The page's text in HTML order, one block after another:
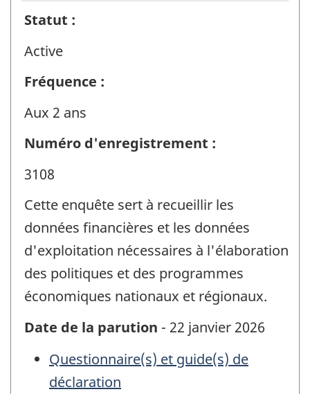
Statut :
Active
Fréquence :
Aux 2 ans
Numéro d'enregistrement :
3108
Cette enquête sert à recueillir les
données financières et les données
d'exploitation nécessaires à l'élaboration
des politiques et des programmes
économiques nationaux et régionaux.
Date de la parution - 22 janvier 2026
Questionnaire(s) et guide(s) de
déclaration